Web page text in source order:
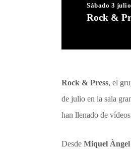
Sábado 3 julio
Rock &
Rock & Press, el
de julio en la sala
han llenado de
Desde Miquel Àngel